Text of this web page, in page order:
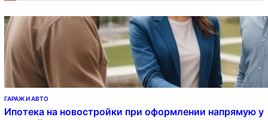
ГАРАЖ И АВТО
Ипотека на новостройки при оформлении напрямую у